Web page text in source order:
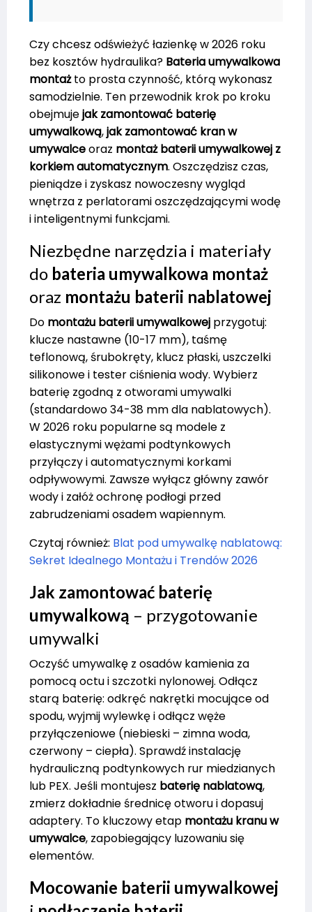
Czy chcesz odświeżyć łazienkę w 2026 roku
bez kosztów hydraulika? Bateria umywalkowa
montażto prosta czynność, którą wykonasz
samodzielnie. Ten przewodnik krok po kroku
obejmujejak zamontować baterię
umywalkową,jak zamontować kran w
umywalceoraz montaż baterii umywalkowej z
korkiem automatycznym. Oszczędzisz czas,
pieniądze i zyskasz nowoczesny wygląd
wnętrza z perlatorami oszczędzającymi wodę
i inteligentnymi funkcjami.
Niezbędne narzędzia i materiały
do bateria umywalkowa montaż
oraz montażu baterii nablatowej
Do montażu baterii umywalkowej przygotuj:
klucze nastawne (10-17 mm), taśmę
teflonową, śrubokręty, klucz płaski, uszczelki
silikonowe i tester ciśnienia wody. Wybierz
baterię zgodną z otworami umywalki
(standardowo 34-38 mm dla nablatowych).
W 2026 roku popularne są modele z
elastycznymi wężami podtynkowych
przyłączy i automatycznymi korkami
odpływowymi. Zawsze wyłącz główny zawór
wody i załóż ochronę podłogi przed
zabrudzeniami osadem wapiennym.
Czytaj również: Blat pod umywalkę nablatową:
Sekret Idealnego Montażu i Trendów 2026
Jak zamontować baterię
umywalkową – przygotowanie
umywalki
Oczyść umywalkę z osadów kamienia za
pomocą octu i szczotki nylonowej. Odłącz
starą baterię: odkręć nakrętki mocujące od
spodu, wyjmij wylewkę i odłącz węże
przyłączeniowe (niebieski – zimna woda,
czerwony – ciepła). Sprawdź instalację
hydrauliczną podtynkowych rur miedzianych
lub PEX. Jeśli montujesz baterię nablatową,
zmierz dokładnie średnicę otworu i dopasuj
adaptery. To kluczowy etap montażu kranu w
umywalce, zapobiegający luzowaniu się
elementów.
Mocowanie baterii umywalkowej